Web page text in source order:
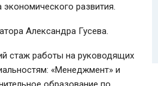
развития.
Александра Гусева.
стаж работы на руководящих
«Менеджмент» и